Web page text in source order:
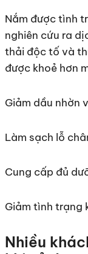
Nắm được tình
nghiên cứu ra
thải độc tố và
được khoẻ hơn
Giảm dầu nhờn
Làm sạch lỗ
Cung cấp đủ
Giảm tình trạng
Nhiều